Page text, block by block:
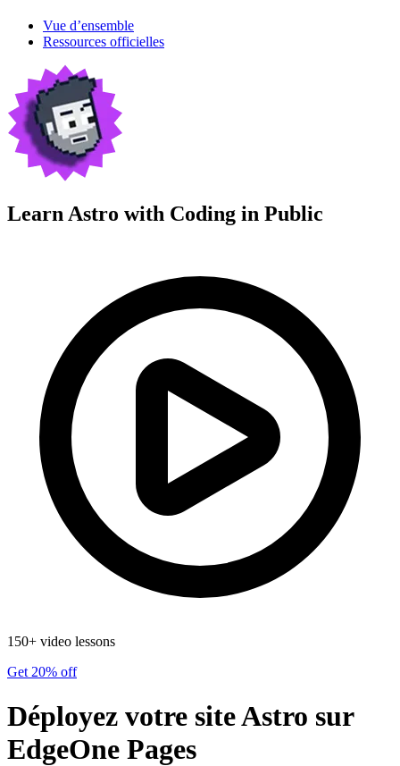
Vue d’ensemble
Ressources officielles
Learn Astro with Coding in Public
150+ video lessons
Get 20% off
Déployez votre site Astro sur
EdgeOne Pages